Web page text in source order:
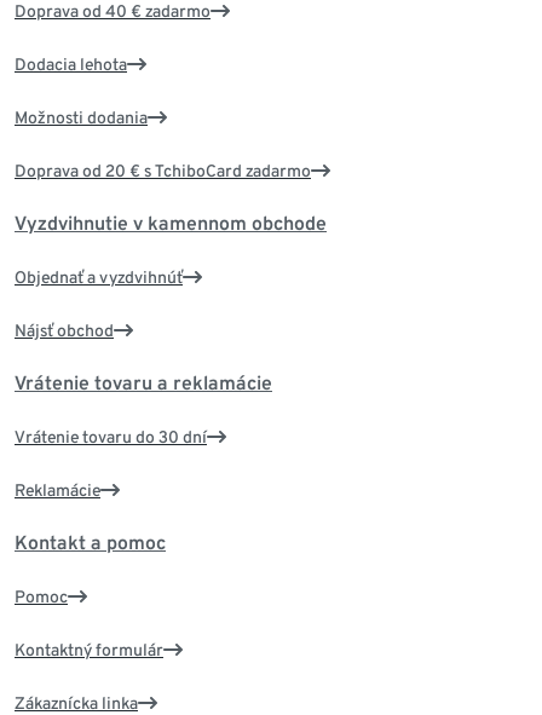
Doprava od 40 € zadarmo
Dodacia lehota
Možnosti dodania
Doprava od 20 € s TchiboCard zadarmo
Vyzdvihnutie v kamennom obchode
Objednať a vyzdvihnúť
Nájsť obchod
Vrátenie tovaru a reklamácie
Vrátenie tovaru do 30 dní
Reklamácie
Kontakt a pomoc
Pomoc
Kontaktný formulár
Zákaznícka linka